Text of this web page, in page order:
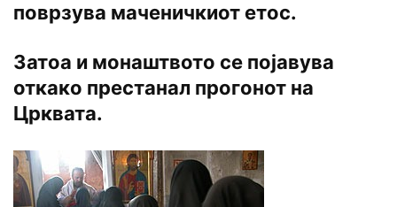
поврзува маченичкиот етос.
Затоа и монаштвото се појавува
откако престанал прогонот на
Црквата.